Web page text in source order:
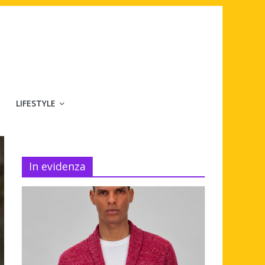
LIFESTYLE
In evidenza